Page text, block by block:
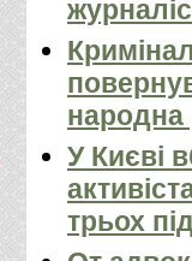
народна
У Києві
трьох